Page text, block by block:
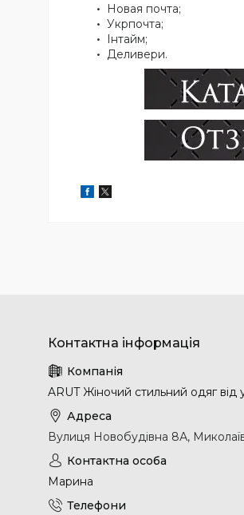
Новая почта;
Укрпочта;
Інтайм;
Деливери.
ARUT Жіночий стильний одяг від
Вулиця Новобудівна 8А,
Марина